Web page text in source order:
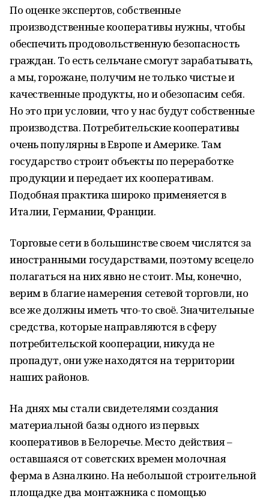
По оценке экспертов, собственные
производственные кооперативы нужны, чтобы
обеспечить продовольственную безопасность
граждан. То есть сельчане смогут зарабатывать,
а мы, горожане, получим не только чистые и
качественные продукты, но и обезопасим себя.
Но это при условии, что у нас будут собственные
производства. Потребительские кооперативы
очень популярны в Европе и Америке. Там
государство строит объекты по переработке
продукции и передает их кооперативам.
Подобная практика широко применяется в
Италии, Германии, Франции.
Торговые сети в большинстве своем числятся за
иностранными государствами, поэтому всецело
полагаться на них явно не стоит. Мы, конечно,
верим в благие намерения сетевой торговли, но
все же должны иметь что-то своё. Значительные
средства, которые направляются в сферу
потребительской кооперации, никуда не
пропадут, они уже находятся на территории
наших районов.
На днях мы стали свидетелями создания
материальной базы одного из первых
кооперативов в Белоречье. Место действия –
оставшаяся от советских времен молочная
ферма в Азналкино. На небольшой строительной
площадке два монтажника с помощью